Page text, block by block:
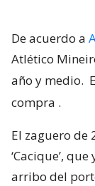
De acuerdo a
Atlético
año y medio.
compra .
El zaguero de
‘Cacique’,
arribo del